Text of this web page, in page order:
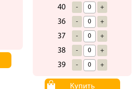
40 - +
36 - +
37 - +
38 - +
39 - +
Купить